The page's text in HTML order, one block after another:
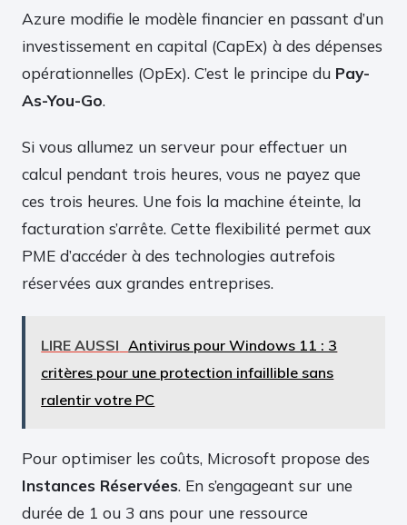
Azure modifie le modèle financier en passant d’un
investissement en capital (CapEx) à des dépenses
opérationnelles (OpEx). C’est le principe du Pay-
As-You-Go.
Si vous allumez un serveur pour effectuer un
calcul pendant trois heures, vous ne payez que
ces trois heures. Une fois la machine éteinte, la
facturation s’arrête. Cette flexibilité permet aux
PME d’accéder à des technologies autrefois
réservées aux grandes entreprises.
LIRE AUSSI Antivirus pour Windows 11 : 3
critères pour une protection infaillible sans
ralentir votre PC
Pour optimiser les coûts, Microsoft propose des
Instances Réservées. En s’engageant sur une
durée de 1 ou 3 ans pour une ressource